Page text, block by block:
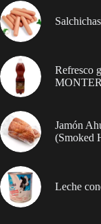
Refresco
Jamón
(Smoked
Leche